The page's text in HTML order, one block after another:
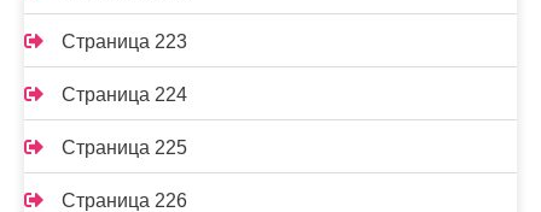
Страница 223
Страница 224
Страница 225
Страница 226